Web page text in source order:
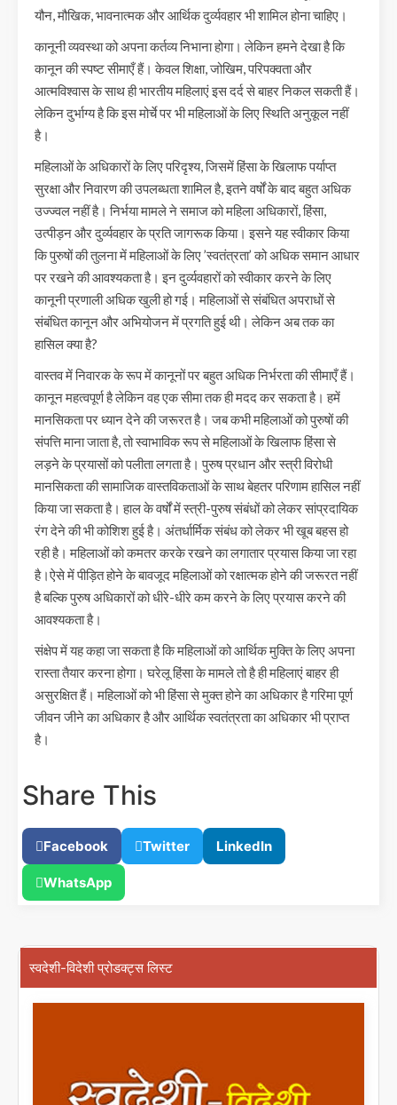
यौन, मौखिक, भावनात्मक और आर्थिक दुर्व्यवहार भी शामिल होना चाहिए।
कानूनी व्यवस्था को अपना कर्तव्य निभाना होगा। लेकिन हमने देखा है कि
कानून की स्पष्ट सीमाएँ हैं। केवल शिक्षा, जोखिम, परिपक्वता और
आत्मविश्वास के साथ ही भारतीय महिलाएं इस दर्द से बाहर निकल सकती हैं।
लेकिन दुर्भाग्य है कि इस मोर्चे पर भी महिलाओं के लिए स्थिति अनुकूल नहीं
है।
महिलाओं के अधिकारों के लिए परिदृश्य, जिसमें हिंसा के खिलाफ पर्याप्त
सुरक्षा और निवारण की उपलब्धता शामिल है, इतने वर्षों के बाद बहुत अधिक
उज्ज्वल नहीं है। निर्भया मामले ने समाज को महिला अधिकारों, हिंसा,
उत्पीड़न और दुर्व्यवहार के प्रति जागरूक किया। इसने यह स्वीकार किया
कि पुरुषों की तुलना में महिलाओं के लिए ’स्वतंत्रता’ को अधिक समान आधार
पर रखने की आवश्यकता है। इन दुर्व्यवहारों को स्वीकार करने के लिए
कानूनी प्रणाली अधिक खुली हो गई। महिलाओं से संबंधित अपराधों से
संबंधित कानून और अभियोजन में प्रगति हुई थी। लेकिन अब तक का
हासिल क्या है?
वास्तव में निवारक के रूप में कानूनों पर बहुत अधिक निर्भरता की सीमाएँ हैं।
कानून महत्वपूर्ण है लेकिन वह एक सीमा तक ही मदद कर सकता है। हमें
मानसिकता पर ध्यान देने की जरूरत है। जब कभी महिलाओं को पुरुषों की
संपत्ति माना जाता है, तो स्वाभाविक रूप से महिलाओं के खिलाफ हिंसा से
लड़ने के प्रयासों को पलीता लगता है। पुरुष प्रधान और स्त्री विरोधी
मानसिकता की सामाजिक वास्तविकताओं के साथ बेहतर परिणाम हासिल नहीं
किया जा सकता है। हाल के वर्षों में स्त्री-पुरुष संबंधों को लेकर सांप्रदायिक
रंग देने की भी कोशिश हुई है। अंतर्धार्मिक संबंध को लेकर भी खूब बहस हो
रही है। महिलाओं को कमतर करके रखने का लगातार प्रयास किया जा रहा
है।ऐसे में पीड़ित होने के बावजूद महिलाओं को रक्षात्मक होने की जरूरत नहीं
है बल्कि पुरुष अधिकारों को धीरे-धीरे कम करने के लिए प्रयास करने की
आवश्यकता है।
संक्षेप में यह कहा जा सकता है कि महिलाओं को आर्थिक मुक्ति के लिए अपना
रास्ता तैयार करना होगा। घरेलू हिंसा के मामले तो है ही महिलाएं बाहर ही
असुरक्षित हैं। महिलाओं को भी हिंसा से मुक्त होने का अधिकार है गरिमा पूर्ण
जीवन जीने का अधिकार है और आर्थिक स्वतंत्रता का अधिकार भी प्राप्त
है।
Share This
Facebook Twitter LinkedIn
WhatsApp
स्वदेशी-विदेशी प्रोडक्ट्स लिस्ट